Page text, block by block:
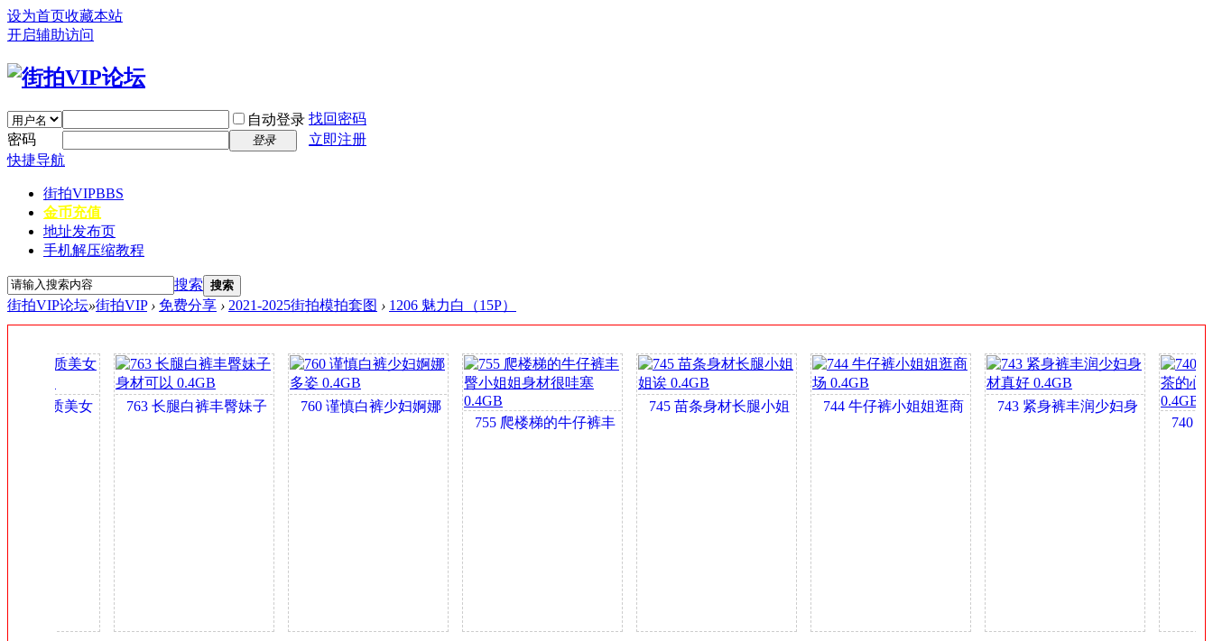
设为首页收藏本站
开启辅助访问
自动登录 找回密码
密码
登录
立即注册
快捷导航
街拍VIPBBS
金币充值
地址发布页
手机解压缩教程
搜索 搜索
街拍VIP论坛»街拍VIP › 免费分享 › 2021-2025街拍模拍套图 › 1206 魅力白（15P）
乳气质美女
763 长腿白裤丰臀妹子
760 谨慎白裤少妇婀娜
755 爬楼梯的牛仔裤丰
745 苗条身材长腿小姐
744 牛仔裤小姐姐逛商
743 紧身裤丰润少妇身
740 热